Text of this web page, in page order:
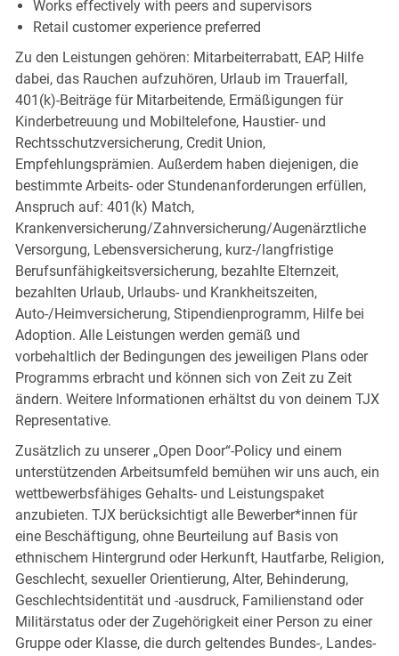
Works effectively with peers and supervisors
Retail customer experience preferred
Zu den Leistungen gehören: Mitarbeiterrabatt, EAP, Hilfe
dabei, das Rauchen aufzuhören, Urlaub im Trauerfall,
401(k)-Beiträge für Mitarbeitende, Ermäßigungen für
Kinderbetreuung und Mobiltelefone, Haustier- und
Rechtsschutzversicherung, Credit Union,
Empfehlungsprämien. Außerdem haben diejenigen, die
bestimmte Arbeits- oder Stundenanforderungen erfüllen,
Anspruch auf: 401(k) Match,
Krankenversicherung/Zahnversicherung/Augenärztliche
Versorgung, Lebensversicherung, kurz-/langfristige
Berufsunfähigkeitsversicherung, bezahlte Elternzeit,
bezahlten Urlaub, Urlaubs- und Krankheitszeiten,
Auto-/Heimversicherung, Stipendienprogramm, Hilfe bei
Adoption. Alle Leistungen werden gemäß und
vorbehaltlich der Bedingungen des jeweiligen Plans oder
Programms erbracht und können sich von Zeit zu Zeit
ändern. Weitere Informationen erhältst du von deinem TJX
Representative.
Zusätzlich zu unserer „Open Door“-Policy und einem
unterstützenden Arbeitsumfeld bemühen wir uns auch, ein
wettbewerbsfähiges Gehalts- und Leistungspaket
anzubieten. TJX berücksichtigt alle Bewerber*innen für
eine Beschäftigung, ohne Beurteilung auf Basis von
ethnischem Hintergrund oder Herkunft, Hautfarbe, Religion,
Geschlecht, sexueller Orientierung, Alter, Behinderung,
Geschlechtsidentität und -ausdruck, Familienstand oder
Militärstatus oder der Zugehörigkeit einer Person zu einer
Gruppe oder Klasse, die durch geltendes Bundes-, Landes-